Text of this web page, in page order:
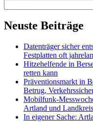
Neuste Beiträge
Datenträger sicher
Festplatten oft
Hitzehelfende in
retten kann
Präventionsmarkt in
Betrug,
Mobilfunk-
Artland und
In eigener Sache: